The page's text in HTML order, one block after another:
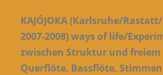
KAJÓJOKA (Karlsruhe/
2007-2008) ways of life/
zwischen Struktur und freiem
Querflöte, Bassflöte, Stimmen